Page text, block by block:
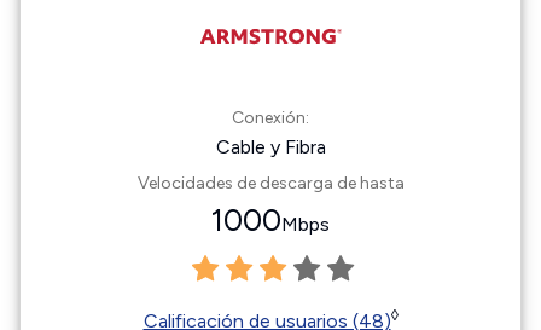
Conexión:
Cable y Fibra
Velocidades de descarga de hasta
1000Mbps
Calificación de usuarios (48)◊